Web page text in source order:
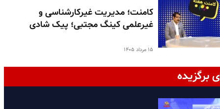
کامنت؛ مدیریت غیرکارشناسی و
غیرعلمی کینگ مجتبی؛ پیک شادی
۱۵ مرداد ۱۴۰۵
برگزیده